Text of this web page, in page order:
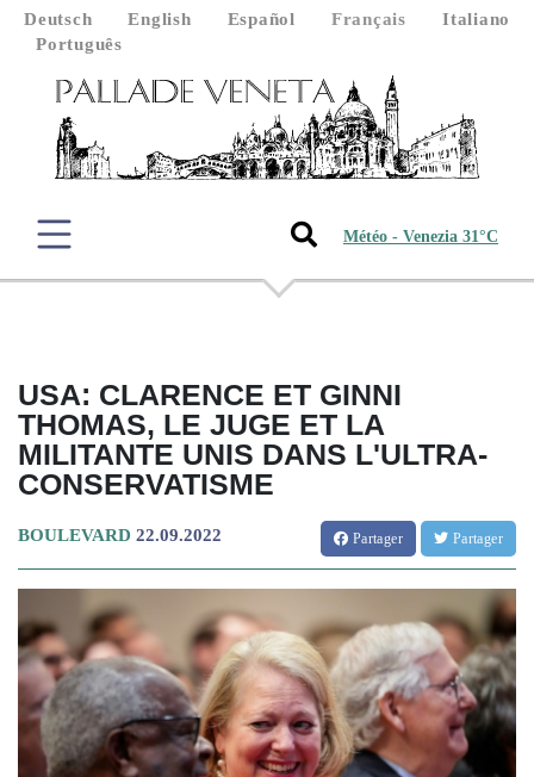
Deutsch English Español Français
Italiano
Português
Météo - Venezia 31°C
USA: CLARENCE ET GINNI
THOMAS, LE JUGE ET LA
MILITANTE UNIS DANS L'ULTRA-
CONSERVATISME
BOULEVARD 22.09.2022 Partager Partager